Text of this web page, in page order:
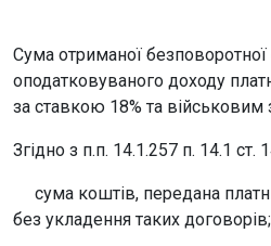
Сума отриманої
оподатковуваного доходу
за ставкою 18% та
Згідно з п.п. 14.1.257 п. 14.1
сума коштів, передана
без укладення таких договорів;